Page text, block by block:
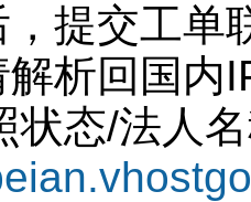
提交工单
析回国内
状态/法人